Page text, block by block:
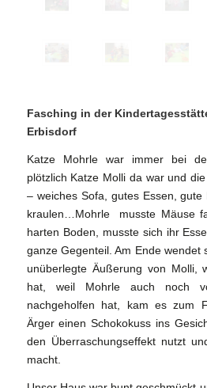
Fasching in der
Erbisdorf
Katze Mohrle war immer bei
plötzlich Katze Molli da war und
– weiches Sofa, gutes Essen,
kraulen…Mohrle musste Mäuse
harten Boden, musste sich ihr
ganze Gegenteil. Am Ende wendet
unüberlegte Äußerung von Molli,
hat, weil Mohrle auch noch
nachgeholfen hat, kam es zum
Ärger einen Schokokuss ins
den Überraschungseffekt nutzt
macht.